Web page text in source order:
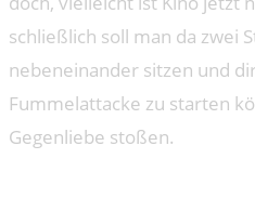
schließlich soll man da zwei
nebeneinander sitzen und
Fummelattacke zu starten
Gegenliebe stoßen.